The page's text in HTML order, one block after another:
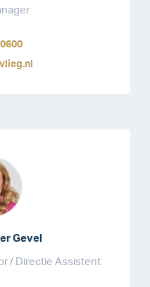
Gevel
/ Directie Assistent